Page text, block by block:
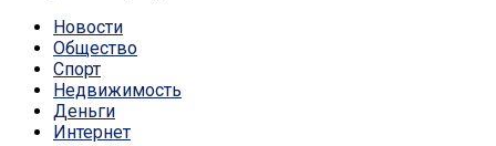
Новости
Общество
Спорт
Недвижимость
Деньги
Интернет